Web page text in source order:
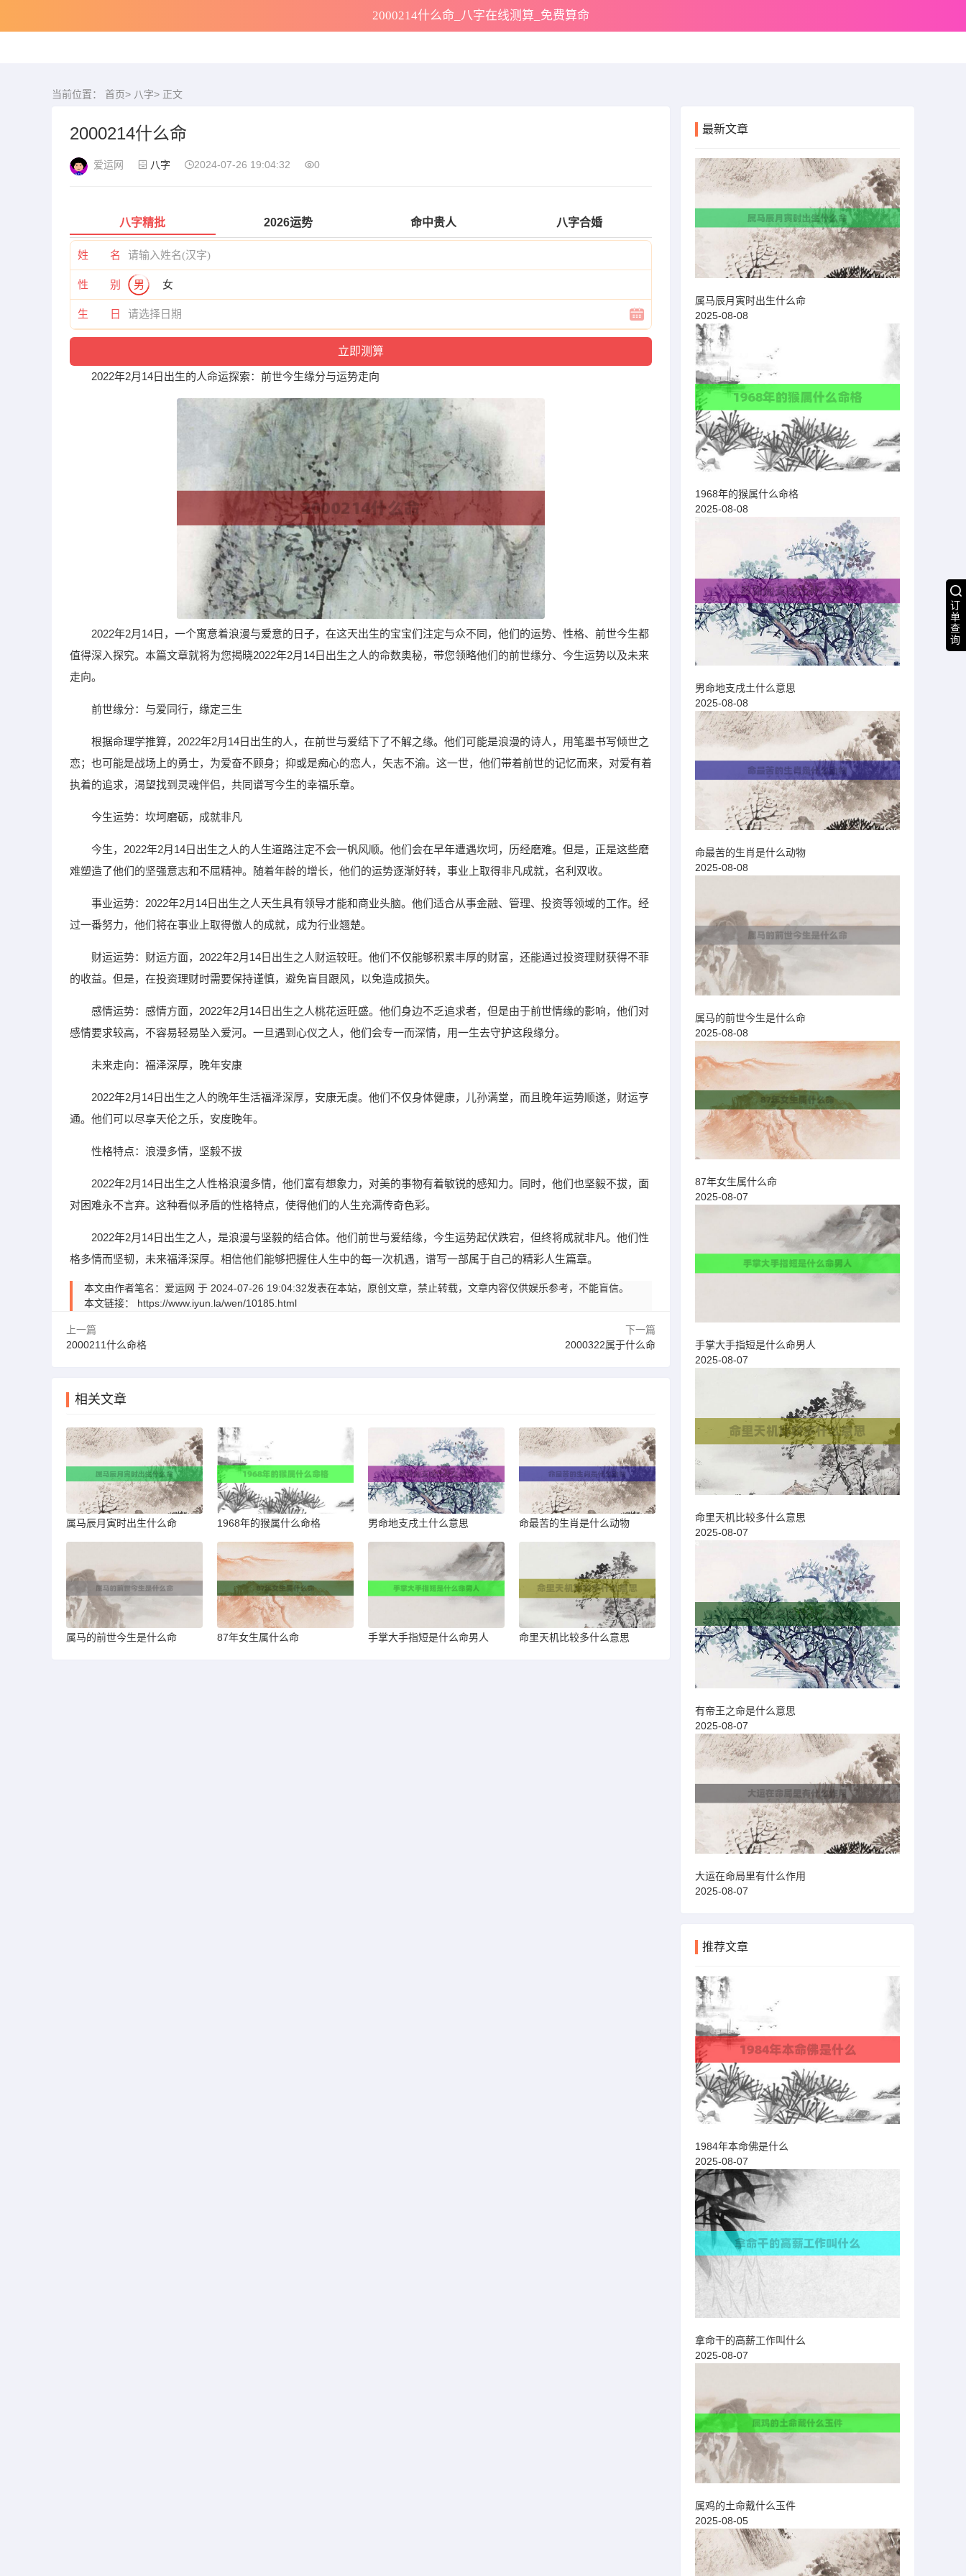
2000214什么命_八字在线测算_免费算命
订
单
查
询
当前位置： 首页> 八字> 正文
2000214什么命
爱运网 八字 2024-07-26 19:04:32 0
八字精批 2026运势 命中贵人 八字合婚
姓 名
性 别 男 女
生 日
2022年2月14日出生的人命运探索：前世今生缘分与运势走向
2022年2月14日，一个寓意着浪漫与爱意的日子，在这天出生的宝宝们注定与众不同，他们的运势、性格、前世今生都
值得深入探究。本篇文章就将为您揭晓2022年2月14日出生之人的命数奥秘，带您领略他们的前世缘分、今生运势以及未来
走向。
前世缘分：与爱同行，缘定三生
根据命理学推算，2022年2月14日出生的人，在前世与爱结下了不解之缘。他们可能是浪漫的诗人，用笔墨书写倾世之
恋；也可能是战场上的勇士，为爱奋不顾身；抑或是痴心的恋人，矢志不渝。这一世，他们带着前世的记忆而来，对爱有着
执着的追求，渴望找到灵魂伴侣，共同谱写今生的幸福乐章。
今生运势：坎坷磨砺，成就非凡
今生，2022年2月14日出生之人的人生道路注定不会一帆风顺。他们会在早年遭遇坎坷，历经磨难。但是，正是这些磨
难塑造了他们的坚强意志和不屈精神。随着年龄的增长，他们的运势逐渐好转，事业上取得非凡成就，名利双收。
事业运势：2022年2月14日出生之人天生具有领导才能和商业头脑。他们适合从事金融、管理、投资等领域的工作。经
过一番努力，他们将在事业上取得傲人的成就，成为行业翘楚。
财运运势：财运方面，2022年2月14日出生之人财运较旺。他们不仅能够积累丰厚的财富，还能通过投资理财获得不菲
的收益。但是，在投资理财时需要保持谨慎，避免盲目跟风，以免造成损失。
感情运势：感情方面，2022年2月14日出生之人桃花运旺盛。他们身边不乏追求者，但是由于前世情缘的影响，他们对
感情要求较高，不容易轻易坠入爱河。一旦遇到心仪之人，他们会专一而深情，用一生去守护这段缘分。
未来走向：福泽深厚，晚年安康
2022年2月14日出生之人的晚年生活福泽深厚，安康无虞。他们不仅身体健康，儿孙满堂，而且晚年运势顺遂，财运亨
通。他们可以尽享天伦之乐，安度晚年。
性格特点：浪漫多情，坚毅不拔
2022年2月14日出生之人性格浪漫多情，他们富有想象力，对美的事物有着敏锐的感知力。同时，他们也坚毅不拔，面
对困难永不言弃。这种看似矛盾的性格特点，使得他们的人生充满传奇色彩。
2022年2月14日出生之人，是浪漫与坚毅的结合体。他们前世与爱结缘，今生运势起伏跌宕，但终将成就非凡。他们性
格多情而坚韧，未来福泽深厚。相信他们能够把握住人生中的每一次机遇，谱写一部属于自己的精彩人生篇章。
本文由作者笔名：爱运网 于 2024-07-26 19:04:32发表在本站，原创文章，禁止转载，文章内容仅供娱乐参考，不能盲信。
本文链接： https://www.iyun.la/wen/10185.html
上一篇
2000211什么命格
下一篇
2000322属于什么命
相关文章
属马辰月寅时出生什么命 1968年的猴属什么命格 男命地支戌土什么意思 命最苦的生肖是什么动物
属马的前世今生是什么命 87年女生属什么命 手掌大手指短是什么命男人 命里天机比较多什么意思
最新文章
属马辰月寅时出生什么命
2025-08-08
1968年的猴属什么命格
2025-08-08
男命地支戌土什么意思
2025-08-08
命最苦的生肖是什么动物
2025-08-08
属马的前世今生是什么命
2025-08-08
87年女生属什么命
2025-08-07
手掌大手指短是什么命男人
2025-08-07
命里天机比较多什么意思
2025-08-07
有帝王之命是什么意思
2025-08-07
大运在命局里有什么作用
2025-08-07
推荐文章
1984年本命佛是什么
2025-08-07
拿命干的高薪工作叫什么
2025-08-07
属鸡的土命戴什么玉件
2025-08-05